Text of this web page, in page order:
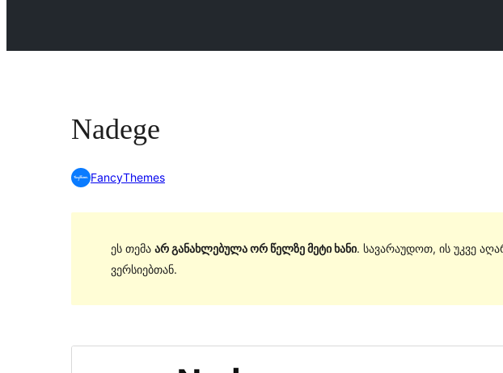
Nadege
FancyThemes
ეს თემა არ განახლებულა ორ წელზე მეტი ხანი. სავარაუდოთ, ის უკვე
ვერსიებთან.